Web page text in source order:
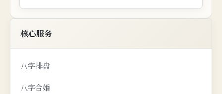
核心服务
八字排盘
八字合婚